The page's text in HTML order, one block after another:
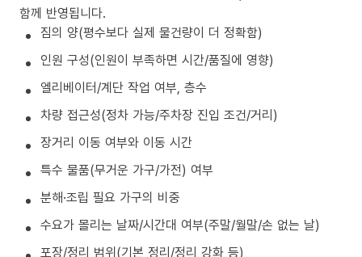
함께 반영됩니다.
짐의 양(평수보다 실제 물건량이 더 정확함)
인원 구성(인원이 부족하면 시간/품질에 영향)
엘리베이터/계단 작업 여부, 층수
차량 접근성(정차 가능/주차장 진입 조건/거리)
장거리 이동 여부와 이동 시간
특수 물품(무거운 가구/가전) 여부
분해·조립 필요 가구의 비중
수요가 몰리는 날짜/시간대 여부(주말/월말/손 없는 날)
포장/정리 범위(기본 정리/정리 강화 등)